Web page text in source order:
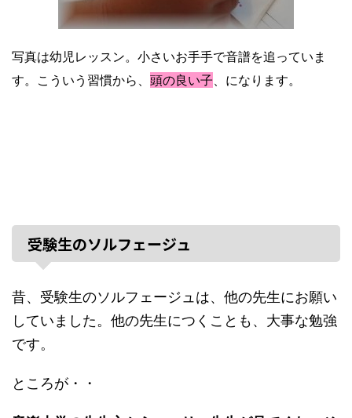
写真は幼児レッスン。小さいお手手で音譜を追っていま
す。こういう習慣から、 頭の良い子 、になります。
受験生のソルフェージュ
昔、受験生のソルフェージュは、他の先生にお願い
していました。他の先生につくことも、大事な勉強
です。
ところが・・